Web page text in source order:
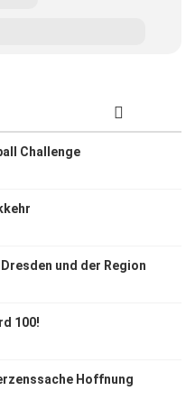
Challenge
und der Region
100!
Hoffnung